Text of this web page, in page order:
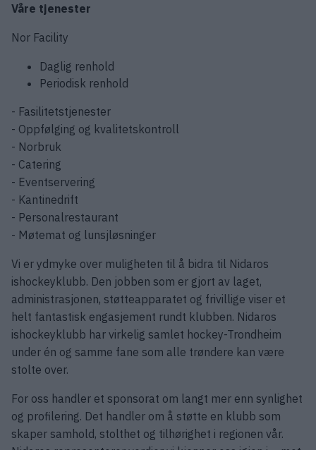
Våre tjenester
Nor Facility
Daglig renhold
Periodisk renhold
- Fasilitetstjenester
- Oppfølging og kvalitetskontroll
- Norbruk
- Catering
- Eventservering
- Kantinedrift
- Personalrestaurant
- Møtemat og lunsjløsninger
Vi er ydmyke over muligheten til å bidra til Nidaros
ishockeyklubb. Den jobben som er gjort av laget,
administrasjonen, støtteapparatet og frivillige viser et
helt fantastisk engasjement rundt klubben. Nidaros
ishockeyklubb har virkelig samlet hockey-Trondheim
under én og samme fane som alle trøndere kan være
stolte over.
For oss handler et sponsorat om langt mer enn synlighet
og profilering. Det handler om å støtte en klubb som
skaper samhold, stolthet og tilhørighet i regionen vår.